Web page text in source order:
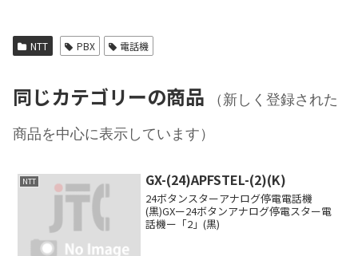
NTT PBX 電話機
同じカテゴリーの商品
（新しく登録された
商品を中心に表示しています）
NTT GX-(24)APFSTEL-(2)(K)
24ボタンスターアナログ停電電話機
(黒)GXー24ボタンアナログ停電スター電
話機ー「2」(黒)